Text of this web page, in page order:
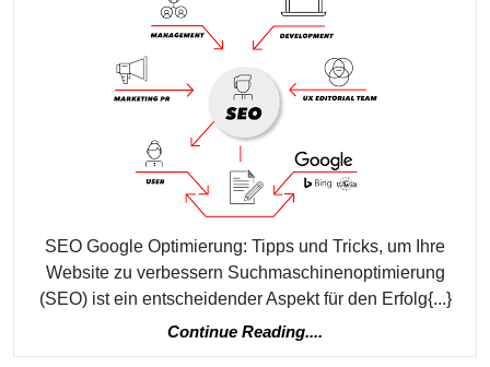
SEO Google Optimierung: Tipps und Tricks, um Ihre
Website zu verbessern Suchmaschinenoptimierung
(SEO) ist ein entscheidender Aspekt für den Erfolg{...}
Continue Reading....